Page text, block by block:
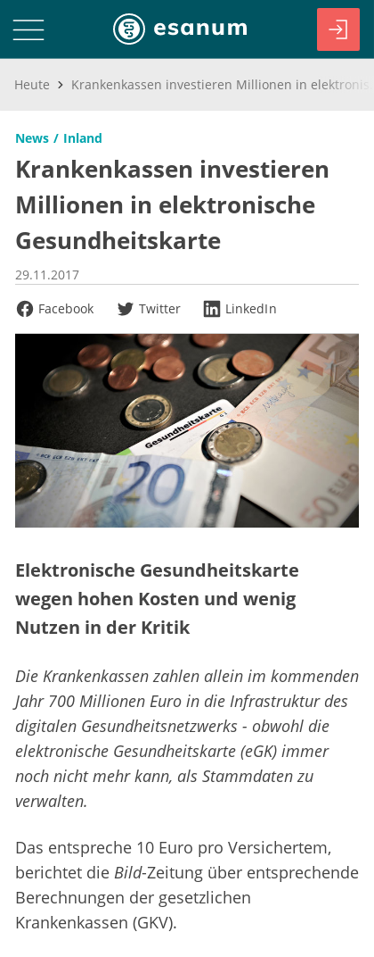
Heute
News Inland
Krankenkassen investieren
Millionen in elektronische
Gesundheitskarte
29.11.2017
Facebook
Twitter LinkedIn
Elektronische Gesundheitskarte
wegen hohen Kosten und wenig
Nutzen in der Kritik
Die Krankenkassen zahlen allein im kommenden
Jahr 700 Millionen Euro in die Infrastruktur des
digitalen Gesundheitsnetzwerks - obwohl die
elektronische Gesundheitskarte (eGK) immer
noch nicht mehr kann, als Stammdaten zu
verwalten.
Das entspreche 10 Euro pro Versichertem,
berichtet die Bild-Zeitung über entsprechende
Berechnungen der gesetzlichen
Krankenkassen (GKV).